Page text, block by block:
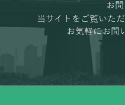
お
当サイトをご覧いた
お気軽にお問